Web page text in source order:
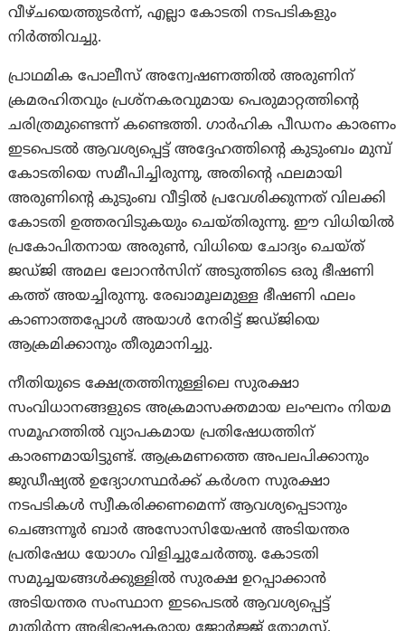
വീഴ്ചയെത്തുടർന്ന്, എല്ലാ കോടതി നടപടികളും
നിർത്തിവച്ചു.
പ്രാഥമിക പോലീസ് അന്വേഷണത്തിൽ അരുണിന്
ക്രമരഹിതവും പ്രശ്‌നകരവുമായ പെരുമാറ്റത്തിന്റെ
ചരിത്രമുണ്ടെന്ന് കണ്ടെത്തി. ഗാർഹിക പീഡനം കാരണം
ഇടപെടൽ ആവശ്യപ്പെട്ട് അദ്ദേഹത്തിന്റെ കുടുംബം മുമ്പ്
കോടതിയെ സമീപിച്ചിരുന്നു, അതിന്റെ ഫലമായി
അരുണിന്റെ കുടുംബ വീട്ടിൽ പ്രവേശിക്കുന്നത് വിലക്കി
കോടതി ഉത്തരവിടുകയും ചെയ്തിരുന്നു. ഈ വിധിയിൽ
പ്രകോപിതനായ അരുൺ, വിധിയെ ചോദ്യം ചെയ്ത്
ജഡ്ജി അമല ലോറൻസിന് അടുത്തിടെ ഒരു ഭീഷണി
കത്ത് അയച്ചിരുന്നു. രേഖാമൂലമുള്ള ഭീഷണി ഫലം
കാണാത്തപ്പോൾ അയാൾ നേരിട്ട് ജഡ്ജിയെ
ആക്രമിക്കാനും തീരുമാനിച്ചു.
നീതിയുടെ ക്ഷേത്രത്തിനുള്ളിലെ സുരക്ഷാ
സംവിധാനങ്ങളുടെ അക്രമാസക്തമായ ലംഘനം നിയമ
സമൂഹത്തിൽ വ്യാപകമായ പ്രതിഷേധത്തിന്
കാരണമായിട്ടുണ്ട്. ആക്രമണത്തെ അപലപിക്കാനും
ജുഡീഷ്യൽ ഉദ്യോഗസ്ഥർക്ക് കർശന സുരക്ഷാ
നടപടികൾ സ്വീകരിക്കണമെന്ന് ആവശ്യപ്പെടാനും
ചെങ്ങന്നൂർ ബാർ അസോസിയേഷൻ അടിയന്തര
പ്രതിഷേധ യോഗം വിളിച്ചുചേർത്തു. കോടതി
സമുച്ചയങ്ങൾക്കുള്ളിൽ സുരക്ഷ ഉറപ്പാക്കാൻ
അടിയന്തര സംസ്ഥാന ഇടപെടൽ ആവശ്യപ്പെട്ട്